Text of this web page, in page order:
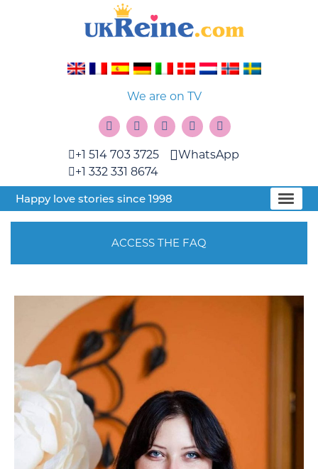
We are on TV
+1 514 703 3725
+1 332 331 8674
WhatsApp
Happy love stories since 1998
ACCESS THE FAQ